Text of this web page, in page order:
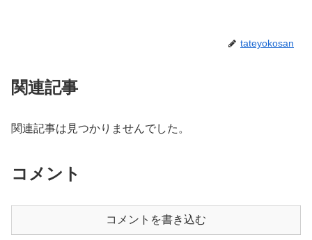
tateyokosan
関連記事
関連記事は見つかりませんでした。
コメント
コメントを書き込む